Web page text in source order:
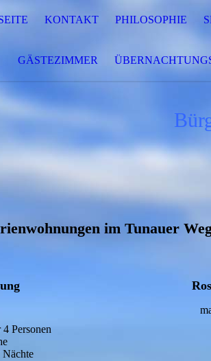
KONTAKT PHILOSOPHIE
GÄSTEZIMMER
im Tunauer
Personen